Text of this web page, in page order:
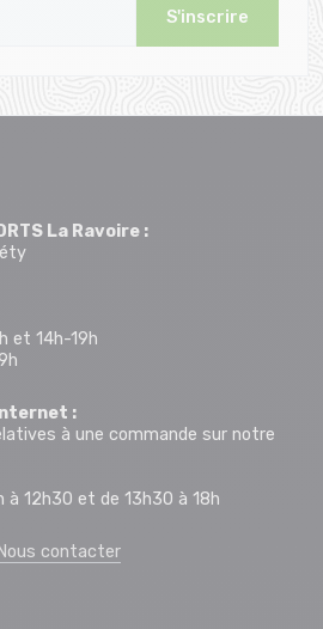
S'inscrire
La Ravoire :
et 14h-19h
:
à une commande sur notre
à 12h30 et de 13h30 à 18h
Nous contacter